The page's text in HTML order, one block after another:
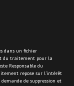
dans un fichier
du traitement pour la
Responsable du
repose sur l'intérêt
de suppression et